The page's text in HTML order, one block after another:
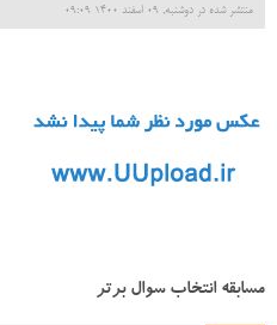
منتشر شده در دوشنبه, 09 اسفند 1400 09:09
مسابقه انتخاب سوال برتر